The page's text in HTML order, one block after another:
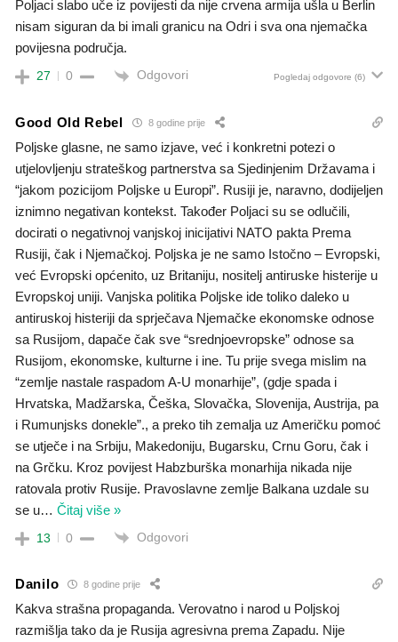
Poljaci slabo uče iz povijesti da nije crvena armija ušla u Berlin
nisam siguran da bi imali granicu na Odri i sva ona njemačka
povijesna područja.
27 0 Odgovori Pogledaj odgovore (6)
Good Old Rebel 8 godine prije
Poljske glasne, ne samo izjave, već i konkretni potezi o
utjelovljenju strateškog partnerstva sa Sjedinjenim Državama i
“jakom pozicijom Poljske u Europi”. Rusiji je, naravno, dodijeljen
iznimno negativan kontekst. Također Poljaci su se odlučili,
docirati o negativnoj vanjskoj inicijativi NATO pakta Prema
Rusiji, čak i Njemačkoj. Poljska je ne samo Istočno – Evropski,
već Evropski općenito, uz Britaniju, nositelj antiruske histerije u
Evropskoj uniji. Vanjska politika Poljske ide toliko daleko u
antiruskoj histeriji da sprječava Njemačke ekonomske odnose
sa Rusijom, dapače čak sve “srednjoevropske” odnose sa
Rusijom, ekonomske, kulturne i ine. Tu prije svega mislim na
“zemlje nastale raspadom A-U monarhije”, (gdje spada i
Hrvatska, Madžarska, Češka, Slovačka, Slovenija, Austrija, pa
i Rumunjsks donekle”., a preko tih zemalja uz Američku pomoć
se utječe i na Srbiju, Makedoniju, Bugarsku, Crnu Goru, čak i
na Grčku. Kroz povijest Habzburška monarhija nikada nije
ratovala protiv Rusije. Pravoslavne zemlje Balkana uzdale su
se u… Čitaj više »
13 0 Odgovori
Danilo 8 godine prije
Kakva strašna propaganda. Verovatno i narod u Poljskoj
razmišlja tako da je Rusija agresivna prema Zapadu. Nije